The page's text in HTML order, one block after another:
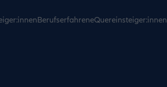
BerufserfahreneQuereinsteiger:innen